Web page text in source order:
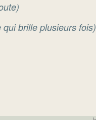
brille plusieurs fois)